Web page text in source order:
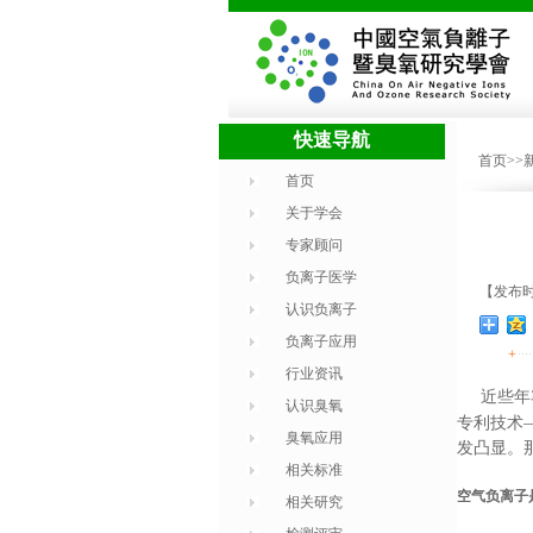
快速导航
首页
关于学会
专家顾问
负离子医学
认识负离子
负离子应用
行业资讯
认识臭氧
臭氧应用
相关标准
相关研究
首页>>
【发布
+
近些
专利技术
发凸显。
空气负离子